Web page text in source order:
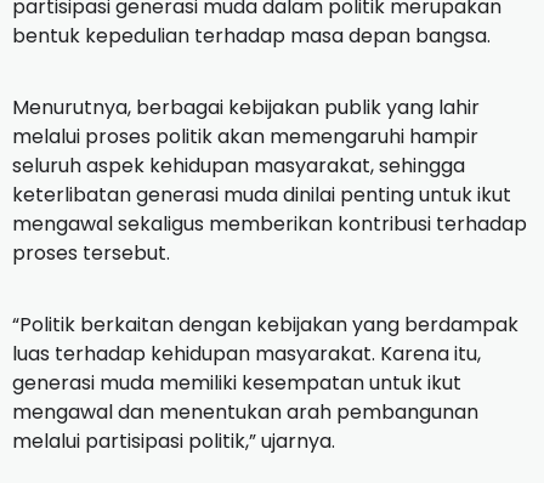
partisipasi generasi muda dalam politik merupakan
bentuk kepedulian terhadap masa depan bangsa.
Menurutnya, berbagai kebijakan publik yang lahir
melalui proses politik akan memengaruhi hampir
seluruh aspek kehidupan masyarakat, sehingga
keterlibatan generasi muda dinilai penting untuk ikut
mengawal sekaligus memberikan kontribusi terhadap
proses tersebut.
“Politik berkaitan dengan kebijakan yang berdampak
luas terhadap kehidupan masyarakat. Karena itu,
generasi muda memiliki kesempatan untuk ikut
mengawal dan menentukan arah pembangunan
melalui partisipasi politik,” ujarnya.